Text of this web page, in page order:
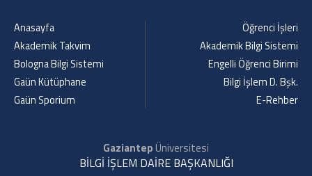
Anasayfa
Akademik Takvim
Bologna Bilgi Sistemi
Gaün Kütüphane
Gaün Sporium
Öğrenci İşleri
Akademik Bilgi Sistemi
Engelli Öğrenci Birimi
Bilgi İşlem D. Bşk.
E-Rehber
GaziantepÜniversitesi
BİLGİ İŞLEM DAİRE BAŞKANLIĞI